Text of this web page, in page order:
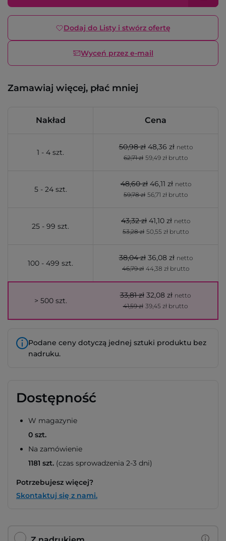
Dodaj do Listy i stwórz ofertę
Wyceń przez e-mail
Zamawiaj więcej, płać mniej
Nakład Cena
1 - 4 szt.
50,98 zł 48,36 zł netto
62,71 zł 59,49 zł brutto
5 - 24 szt.
48,60 zł 46,11 zł netto
59,78 zł 56,71 zł brutto
25 - 99 szt.
43,32 zł 41,10 zł netto
53,28 zł 50,55 zł brutto
100 - 499 szt.
38,04 zł 36,08 zł netto
46,79 zł 44,38 zł brutto
> 500 szt.
33,81 zł 32,08 zł netto
41,59 zł 39,45 zł brutto
Podane ceny dotyczą jednej sztuki produktu bez
nadruku.
Dostępność
W magazynie
0 szt.
Na zamówienie
1181 szt. (czas sprowadzenia 2-3 dni)
Potrzebujesz więcej?
Skontaktuj się z nami.